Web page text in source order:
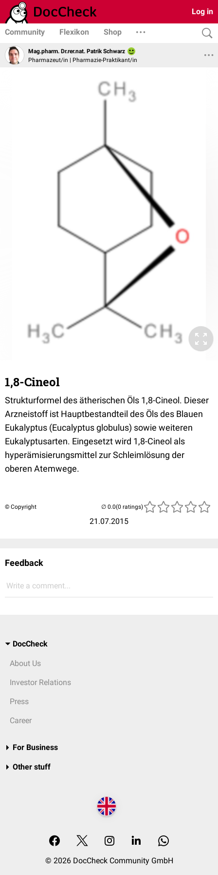
Log in
Community Flexikon Shop
Mag.pharm. Dr.rer.nat. Patrik Schwarz
Pharmazeut/in | Pharmazie-Praktikant/in
1,8-Cineol
Strukturformel des ätherischen Öls 1,8-Cineol. Dieser
Arzneistoff ist Hauptbestandteil des Öls des Blauen
Eukalyptus (Eucalyptus globulus) sowie weiteren
Eukalyptusarten. Eingesetzt wird 1,8-Cineol als
hyperämisierungsmittel zur Schleimlösung der
oberen Atemwege.
© Copyright
21.07.2015
(0 ratings)
Feedback
Write a comment...
DocCheck
About Us
Investor Relations
Press
Career
For Business
Other stuff
© 2026 DocCheck Community GmbH